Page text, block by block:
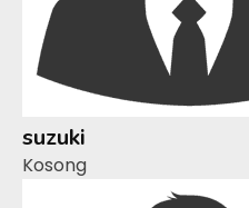
suzuki
Kosong